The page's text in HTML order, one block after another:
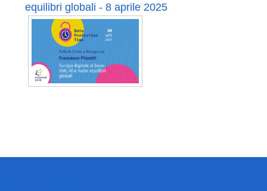
equilibri globali - 8 aprile 2025